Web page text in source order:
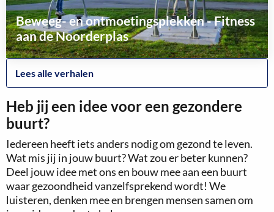
Beweeg- en ontmoetingsplekken - Fitness
aan de Noorderplas
meer
Lees alle verhalen
Heb jij een idee voor een gezondere
buurt?
Iedereen heeft iets anders nodig om gezond te leven.
Wat mis jij in jouw buurt? Wat zou er beter kunnen?
Deel jouw idee met ons en bouw mee aan een buurt
waar gezoondheid vanzelfsprekend wordt! We
luisteren, denken mee en brengen mensen samen om